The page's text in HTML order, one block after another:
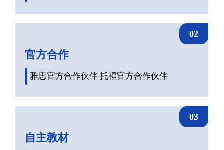
02
官方合作
雅思官方合作伙伴 托福官方合作伙伴
03
自主教材